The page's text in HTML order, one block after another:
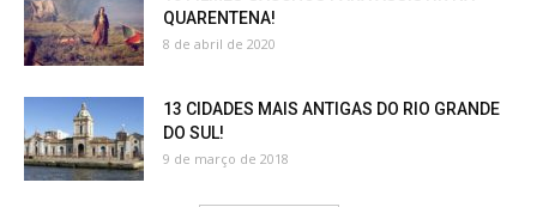
QUARENTENA!
8 de abril de 2020
13 CIDADES MAIS ANTIGAS DO RIO GRANDE
DO SUL!
9 de março de 2018